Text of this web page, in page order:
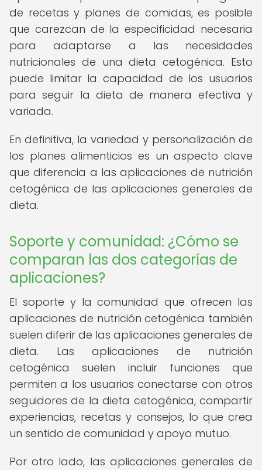
de recetas y planes de comidas, es posible
que carezcan de la especificidad necesaria
para adaptarse a las necesidades
nutricionales de una dieta cetogénica. Esto
puede limitar la capacidad de los usuarios
para seguir la dieta de manera efectiva y
variada.
En definitiva, la variedad y personalización de
los planes alimenticios es un aspecto clave
que diferencia a las aplicaciones de nutrición
cetogénica de las aplicaciones generales de
dieta.
Soporte y comunidad: ¿Cómo se
comparan las dos categorías de
aplicaciones?
El soporte y la comunidad que ofrecen las
aplicaciones de nutrición cetogénica también
suelen diferir de las aplicaciones generales de
dieta. Las aplicaciones de nutrición
cetogénica suelen incluir funciones que
permiten a los usuarios conectarse con otros
seguidores de la dieta cetogénica, compartir
experiencias, recetas y consejos, lo que crea
un sentido de comunidad y apoyo mutuo.
Por otro lado, las aplicaciones generales de